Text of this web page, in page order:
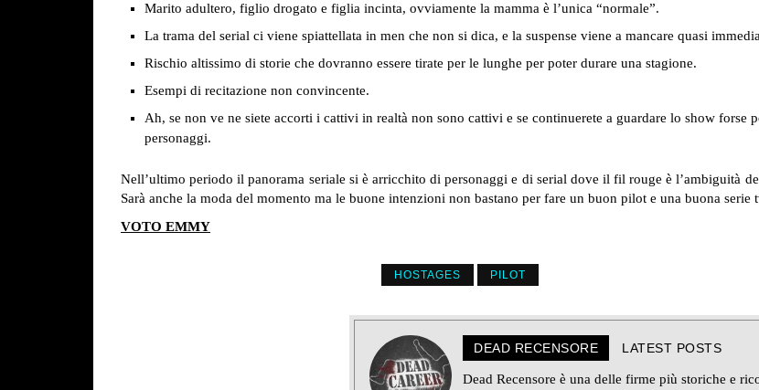
Marito adultero, figlio drogato e figlia incinta, ovviamente la mamma è l’unica “normale”.
La trama del serial ci viene spiattellata in men che non si dica, e la suspense viene a mancare quasi
Rischio altissimo di storie che dovranno essere tirate per le lunghe per poter durare una stagione.
Esempi di recitazione non convincente.
Ah, se non ve ne siete accorti i cattivi in realtà non sono cattivi e se continuerete a guardare lo show forse
personaggi.
Nell’ultimo periodo il panorama seriale si è arricchito di personaggi e di serial dove il fil rouge è l’ambiguità
Sarà anche la moda del momento ma le buone intenzioni non bastano per fare un buon pilot e una buona
VOTO EMMY
HOSTAGES PILOT
DEAD RECENSORE LATEST POSTS
Dead Recensore è una delle firme più storiche e